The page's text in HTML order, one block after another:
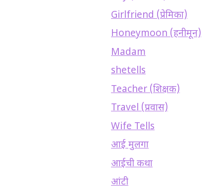
Girlfriend (प्रेमिका)
Honeymoon (हनीमून)
Madam
shetells
Teacher (शिक्षक)
Travel (प्रवास)
Wife Tells
आई मुलगा
आईची कथा
आंटी